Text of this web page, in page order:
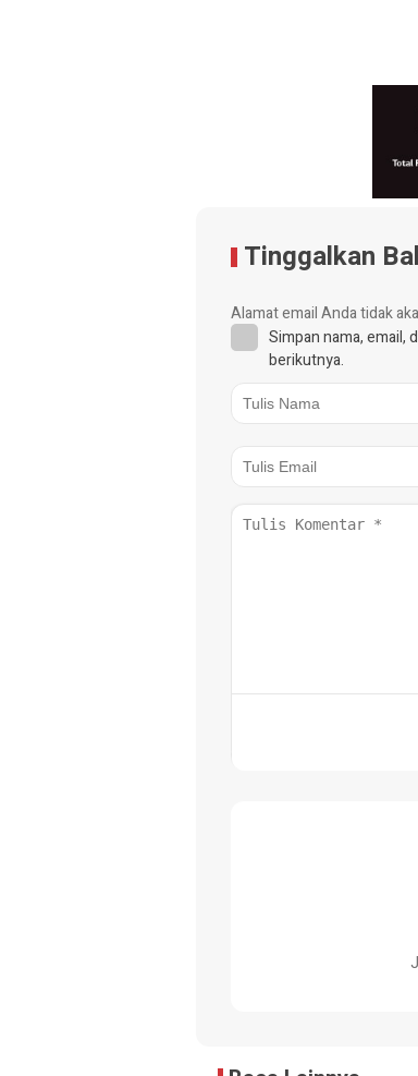
Tinggalkan
Alamat email Anda tidak
Simpan nama, email,
berikutnya.